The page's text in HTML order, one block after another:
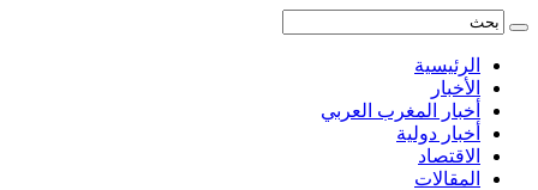
الرئيسية
الأخبار
أخبار المغرب العربي
أخبار دولية
الاقتصاد
المقالات